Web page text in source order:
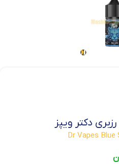
دکتر ویپز
Dr Vapes Blue